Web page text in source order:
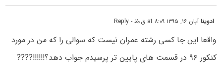
ادویناآبان ۱۶, ۱۳۹۵ at ۸:۰۹ ق٫ظ - Reply
واقعا این جا کسی رشته عمران نیست که سوالی را که من در مورد
کنکور ۹۶ در قسمت های پایین تر پرسیدم جواب دهد؟!!!!!!????